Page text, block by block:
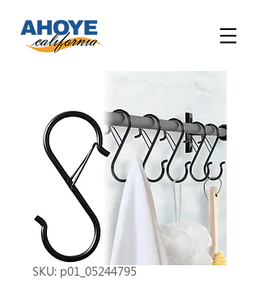
SKU: p01_05244795